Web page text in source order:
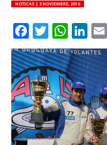
NOTICAS | 3 NOVIEMBRE, 2016
Facebook
Twitter